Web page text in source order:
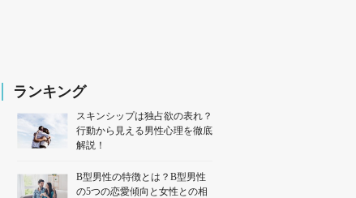
ランキング
スキンシップは独占欲の表れ？
行動から見える男性心理を徹底
解説！
B型男性の特徴とは？B型男性
の5つの恋愛傾向と女性との相